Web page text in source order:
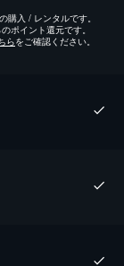
入 / レンタルです。
ポイント還元です。
らをご確認ください。